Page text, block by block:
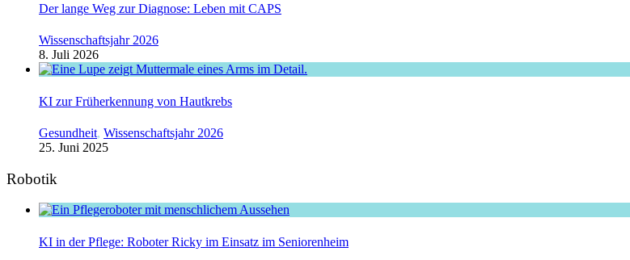
Der lange Weg zur Diagnose: Leben mit CAPS
Wissenschaftsjahr 2026
8. Juli 2026
KI zur Früherkennung von Hautkrebs
Gesundheit, Wissenschaftsjahr 2026
25. Juni 2025
Robotik
KI in der Pflege: Roboter Ricky im Einsatz im Seniorenheim